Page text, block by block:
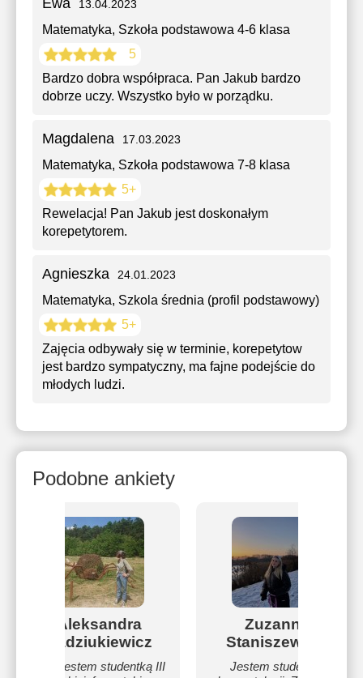
Ewa 13.04.2023
Matematyka, Szkoła podstawowa 4-6 klasa
5
Bardzo dobra współpraca. Pan Jakub bardzo
dobrze uczy. Wszystko było w porządku.
Magdalena 17.03.2023
Matematyka, Szkoła podstawowa 7-8 klasa
5+
Rewelacja! Pan Jakub jest doskonałym
korepetytorem.
Agnieszka 24.01.2023
Matematyka, Szkola średnia (profil podstawowy)
5+
Zajęcia odbywały się w terminie, korepetytow
jest bardzo sympatyczny, ma fajne podejście do
młodych ludzi.
Podobne ankiety
Aleksandra
Radziukiewicz
Hej! Jestem studentką III
Zuzanna
Staniszewska
Jestem studentką